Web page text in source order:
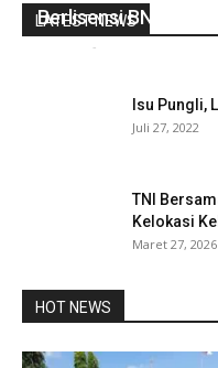
LATEST NEWS
Berlisensi BNSP
-
Isu Pungli,
Juli 27, 2022
TNI
Kelokasi
Maret 27, 2026
HOT NEWS